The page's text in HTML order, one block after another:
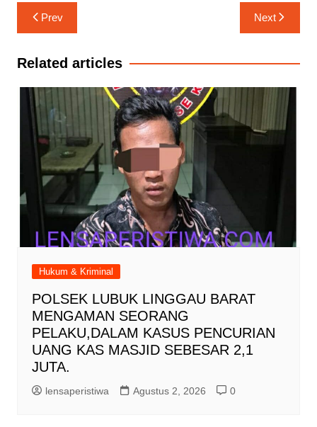
Navigasi
pos
Prev Next
Related articles
Hukum & Kriminal
POLSEK LUBUK LINGGAU BARAT
MENGAMAN SEORANG
PELAKU,DALAM KASUS PENCURIAN
UANG KAS MASJID SEBESAR 2,1
JUTA.
lensaperistiwa Agustus 2, 2026 0